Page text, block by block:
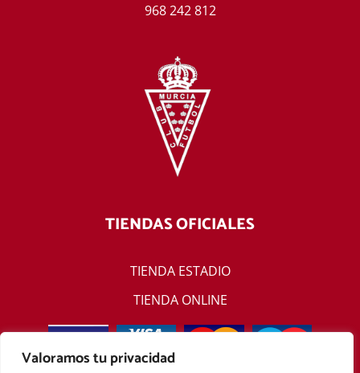
Valoramos tu privacidad
968 242 812
TIENDAS OFICIALES
TIENDA ESTADIO
TIENDA ONLINE